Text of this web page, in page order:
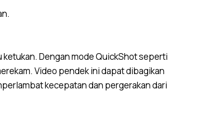
Dengan mode QuickShot seperti
Video pendek ini dapat dibagikan
kecepatan dan pergerakan dari